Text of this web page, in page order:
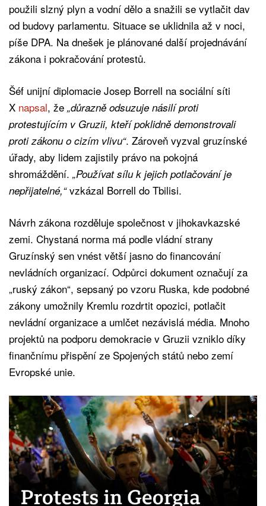
použili slzný plyn a vodní dělo a snažili se vytlačit dav
od budovy parlamentu. Situace se uklidnila až v noci,
píše DPA. Na dnešek je plánované další projednávání
zákona i pokračování protestů.
Šéf unijní diplomacie Josep Borrell na sociální síti
X napsal, že „důrazně odsuzuje násilí proti
protestujícím v Gruzii, kteří poklidně demonstrovali
proti zákonu o cizím vlivu“. Zároveň vyzval gruzínské
úřady, aby lidem zajistily právo na pokojná
shromáždění. „Používat sílu k jejich potlačování je
nepřijatelné,“vzkázal Borrell do Tbilisi.
Návrh zákona rozděluje společnost v jihokavkazské
zemi. Chystaná norma má podle vládní strany
Gruzínský sen vnést větší jasno do financování
nevládních organizací. Odpůrci dokument označují za
„ruský zákon“, sepsaný po vzoru Ruska, kde podobné
zákony umožnily Kremlu rozdrtit opozici, potlačit
nevládní organizace a umlčet nezávislá média. Mnoho
projektů na podporu demokracie v Gruzii vzniklo díky
finančnímu přispění ze Spojených států nebo zemí
Evropské unie.